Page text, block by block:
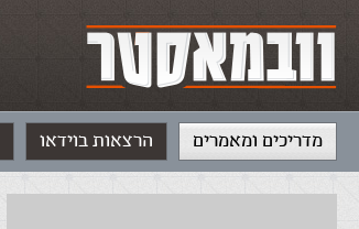
מדריכים ומאמרים הרצאות בוידאו